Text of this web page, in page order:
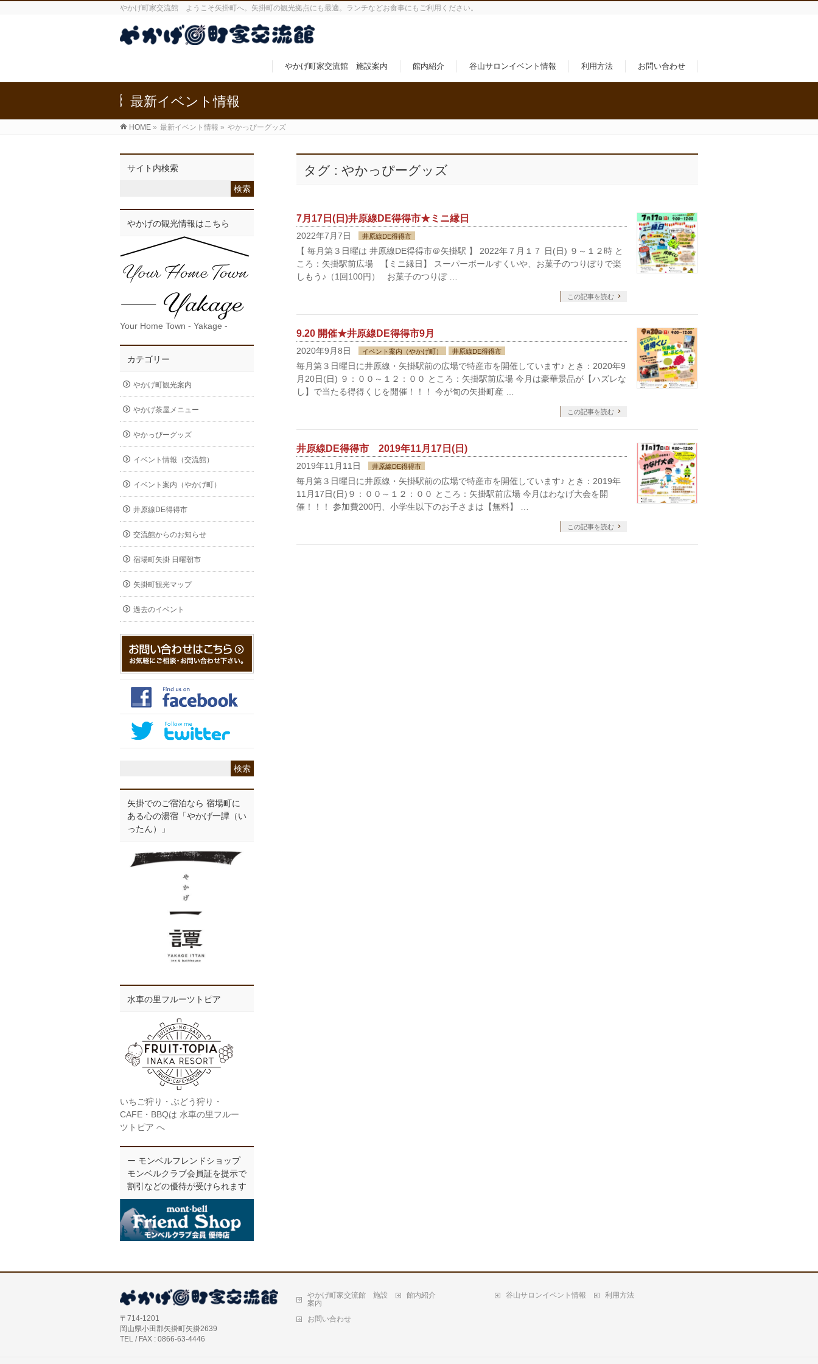
やかげ町家交流館 ようこそ矢掛町へ。矢掛町の観光拠点にも最適。ランチなどお食事にもご利用ください。
やかげ町家交流館 施設案内 館内紹介 谷山サロンイベント情報 利用方法 お問い合わせ
最新イベント情報
HOME » 最新イベント情報 » やかっぴーグッズ
タグ : やかっぴーグッズ
7月17日(日)井原線DE得得市★ミニ縁日
2022年7月7日 井原線DE得得市
【 毎月第３日曜は 井原線DE得得市＠矢掛駅 】 2022年７月１７ 日(日) ９～１２時 と
ころ：矢掛駅前広場 【ミニ縁日】 スーパーボールすくいや、お菓子のつりぼりで楽
しもう♪（1回100円） お菓子のつりぼ …
この記事を読む
9.20 開催★井原線DE得得市9月
2020年9月8日 イベント案内（やかげ町） 井原線DE得得市
毎月第３日曜日に井原線・矢掛駅前の広場で特産市を開催しています♪ とき：2020年9
月20日(日) ９：００～１２：００ ところ：矢掛駅前広場 今月は豪華景品が【ハズレな
し】で当たる得得くじを開催！！！ 今が旬の矢掛町産 …
この記事を読む
井原線DE得得市 2019年11月17日(日)
2019年11月11日 井原線DE得得市
毎月第３日曜日に井原線・矢掛駅前の広場で特産市を開催しています♪ とき：2019年
11月17日(日)９：００～１２：００ ところ：矢掛駅前広場 今月はわなげ大会を開
催！！！ 参加費200円、小学生以下のお子さまは【無料】 …
この記事を読む
サイト内検索
やかげの観光情報はこちら
Your Home Town - Yakage -
カテゴリー
やかげ町観光案内
やかげ茶屋メニュー
やかっぴーグッズ
イベント情報（交流館）
イベント案内（やかげ町）
井原線DE得得市
交流館からのお知らせ
宿場町矢掛 日曜朝市
矢掛町観光マップ
過去のイベント
矢掛でのご宿泊なら 宿場町に
ある心の湯宿「やかげ一譚（い
ったん）」
水車の里フルーツトピア
いちご狩り・ぶどう狩り・
CAFE・BBQは 水車の里フルー
ツトピア へ
ー モンベルフレンドショップ
モンベルクラブ会員証を提示で
割引などの優待が受けられます
〒714-1201
岡山県小田郡矢掛町矢掛2639
TEL / FAX : 0866-63-4446
やかげ町家交流館 施設
案内
館内紹介 谷山サロンイベント情報 利用方法
お問い合わせ